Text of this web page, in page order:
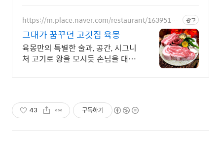
https://m.place.naver.com/restaurant/16395160 광고
그대가 꿈꾸던 고깃집 육몽
육몽만의 특별한 술과, 공간, 시그니
처 고기로 왕을 모시듯 손님을 대접
43 구독하기